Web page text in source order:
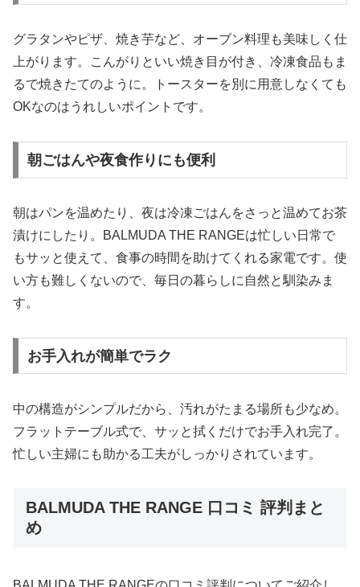
グラタンやピザ、焼き芋など、オーブン料理も美味しく仕
上がります。こんがりといい焼き目が付き、冷凍食品もま
るで焼きたてのように。トースターを別に用意しなくても
OKなのはうれしいポイントです。
朝ごはんや夜食作りにも便利
朝はパンを温めたり、夜は冷凍ごはんをさっと温めてお茶
漬けにしたり。BALMUDA THE RANGEは忙しい日常で
もサッと使えて、食事の時間を助けてくれる家電です。使
い方も難しくないので、毎日の暮らしに自然と馴染みま
す。
お手入れが簡単でラク
中の構造がシンプルだから、汚れがたまる場所も少なめ。
フラットテーブル式で、サッと拭くだけでお手入れ完了。
忙しい主婦にも助かる工夫がしっかりされています。
BALMUDA THE RANGE 口コミ 評判まと
め